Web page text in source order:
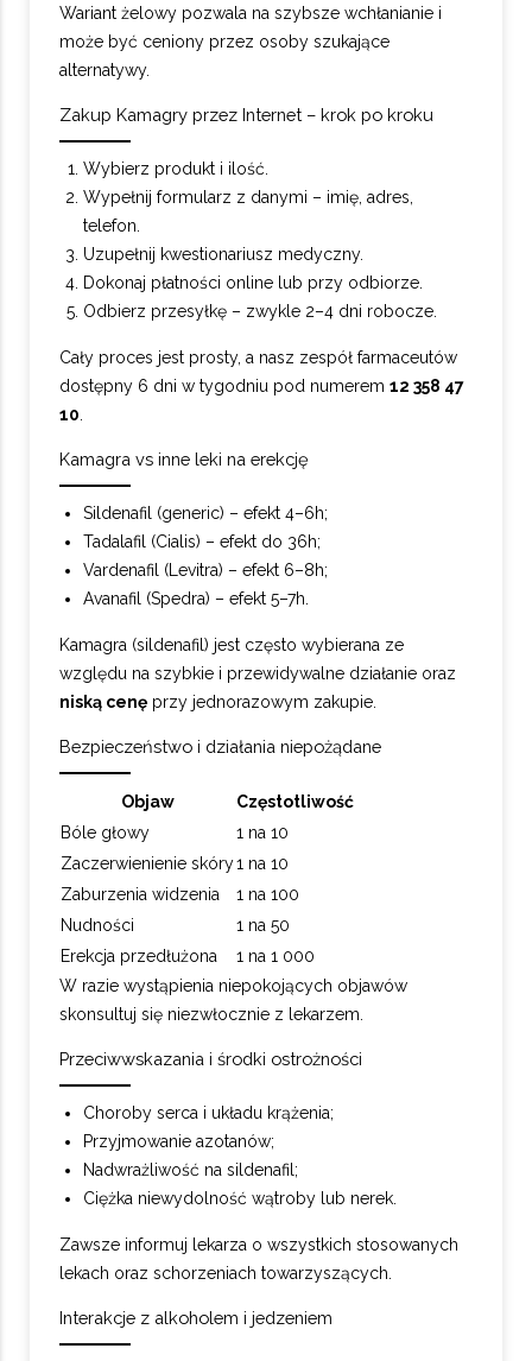
Wariant żelowy pozwala na szybsze wchłanianie i
może być ceniony przez osoby szukające
alternatywy.
Zakup Kamagry przez Internet – krok po kroku
Wybierz produkt i ilość.
Wypełnij formularz z danymi – imię, adres,
telefon.
Uzupełnij kwestionariusz medyczny.
Dokonaj płatności online lub przy odbiorze.
Odbierz przesyłkę – zwykle 2–4 dni robocze.
Cały proces jest prosty, a nasz zespół farmaceutów
dostępny 6 dni w tygodniu pod numerem 12 358 47
10.
Kamagra vs inne leki na erekcję
Sildenafil (generic) – efekt 4–6h;
Tadalafil (Cialis) – efekt do 36h;
Vardenafil (Levitra) – efekt 6–8h;
Avanafil (Spedra) – efekt 5–7h.
Kamagra (sildenafil) jest często wybierana ze
względu na szybkie i przewidywalne działanie oraz
niską cenę przy jednorazowym zakupie.
Bezpieczeństwo i działania niepożądane
Objaw
Częstotliwość
Bóle głowy
1 na 10
Zaczerwienienie skóry1 na 10
Zaburzenia widzenia
1 na 100
Nudności
1 na 50
Erekcja przedłużona
1 na 1 000
W razie wystąpienia niepokojących objawów
skonsultuj się niezwłocznie z lekarzem.
Przeciwwskazania i środki ostrożności
Choroby serca i układu krążenia;
Przyjmowanie azotanów;
Nadwrażliwość na sildenafil;
Ciężka niewydolność wątroby lub nerek.
Zawsze informuj lekarza o wszystkich stosowanych
lekach oraz schorzeniach towarzyszących.
Interakcje z alkoholem i jedzeniem